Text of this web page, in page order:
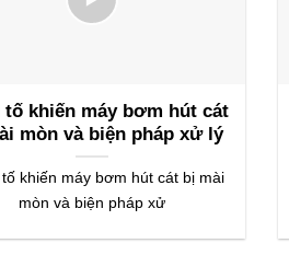
tố khiến máy bơm hút cát
mòn và biện pháp xử lý
khiến máy bơm hút cát bị mài
mòn và biện pháp xử